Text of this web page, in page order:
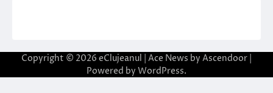
Copyright © 2026 eClujeanul | Ace News by Ascendoor
Powered by WordPress.